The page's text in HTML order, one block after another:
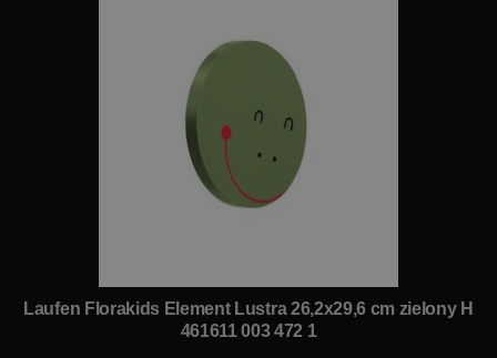
Laufen Florakids Element Lustra 26,2x29,6 cm zielony H
461611 003 472 1